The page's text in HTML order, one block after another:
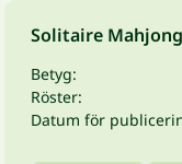
Solitaire Mahjong
Betyg:
Röster:
Datum för